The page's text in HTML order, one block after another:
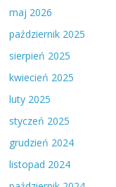
maj 2026
październik 2025
sierpień 2025
kwiecień 2025
luty 2025
styczeń 2025
grudzień 2024
listopad 2024